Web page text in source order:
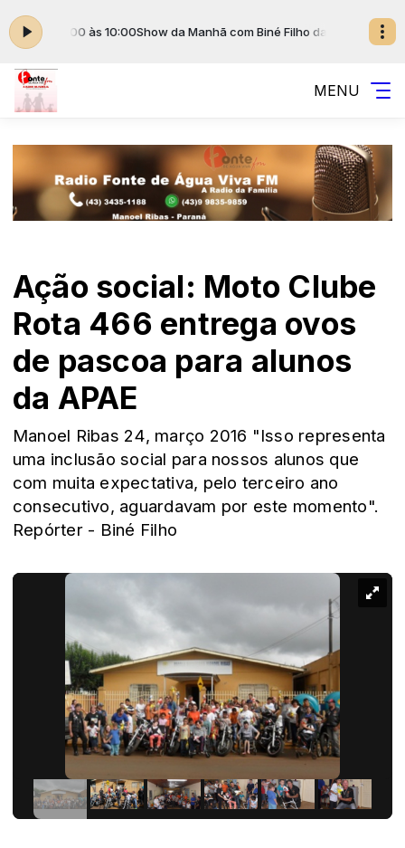
das 08:00 às 10:00Show da Manhã com Biné Filho das 08:00 às 10:00
MENU
Ação social: Moto Clube
Rota 466 entrega ovos
de pascoa para alunos
da APAE
Manoel Ribas 24, março 2016 "Isso representa
uma inclusão social para nossos alunos que
com muita expectativa, pelo terceiro ano
consecutivo, aguardavam por este momento".
Repórter - Biné Filho